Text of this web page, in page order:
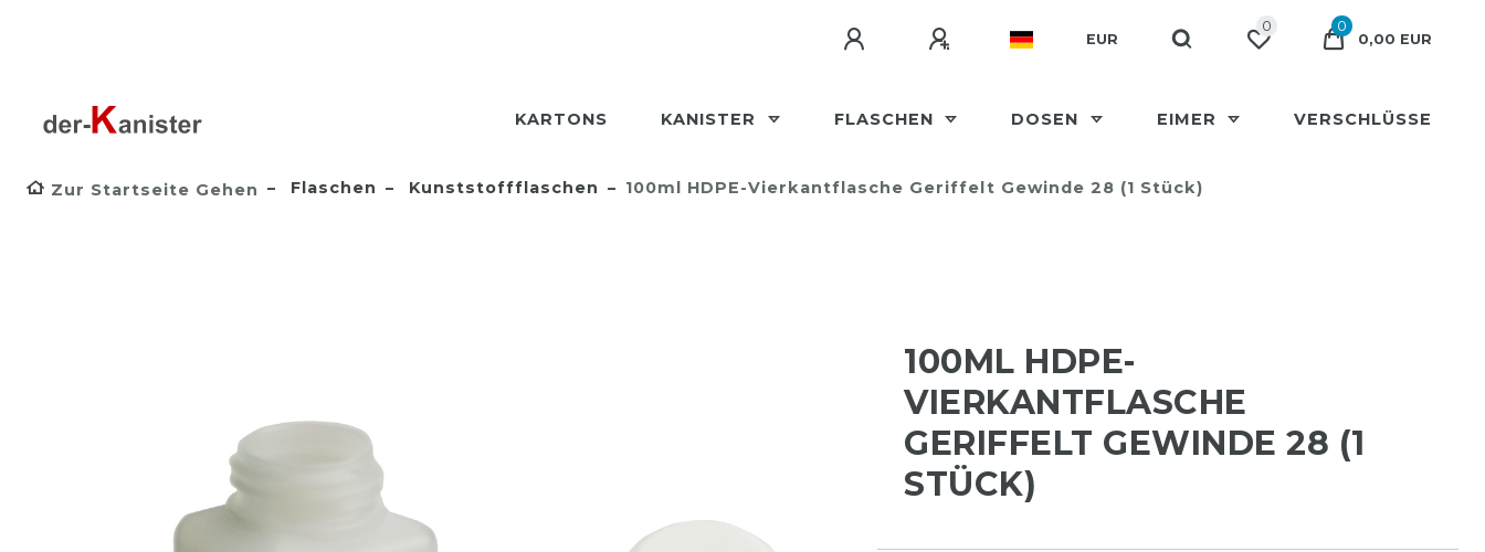
EUR
0
0
0,00 EUR
KARTONS KANISTER FLASCHEN DOSEN EIMER VERSCHLÜSSE
Zur Startseite Gehen Flaschen Kunststoffflaschen 100ml HDPE-Vierkantflasche Geriffelt Gewinde 28 (1 Stück)
100ML HDPE-
VIERKANTFLASCHE
GERIFFELT GEWINDE 28 (1
STÜCK)